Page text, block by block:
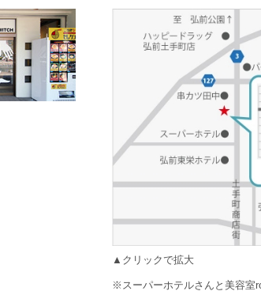
▲クリックで拡大
※スーパーホテルさんと美容室